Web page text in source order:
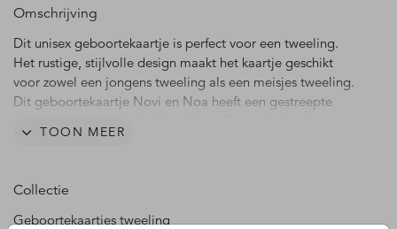
Omschrijving
Dit unisex geboortekaartje is perfect voor een tweeling.
Het rustige, stijlvolle design maakt het kaartje geschikt
voor zowel een jongens tweeling als een meisjes tweeling.
Dit geboortekaartje Novi en Noa heeft een gestreepte
maken dit originele kaartje helemaal af. Deze kaart kun je
gebaseerd op het geboortekaartje van Sol Rae van Kae
Sutherland.
TOON MEER
Collectie
Geboortekaartjes tweeling